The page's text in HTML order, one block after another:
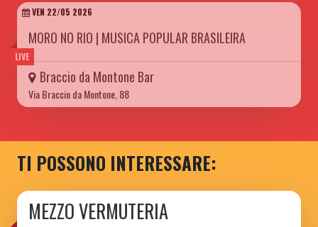
LIVE
VEN 22/05 2026
MORO NO RIO | MUSICA POPULAR BRASILEIRA
Braccio da Montone Bar
Via Braccio da Montone, 88
TI POSSONO INTERESSARE:
MEZZO VERMUTERIA